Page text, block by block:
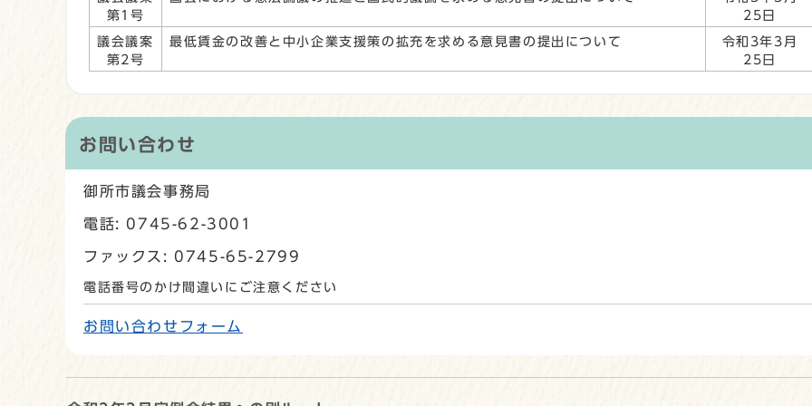
第1号
25日
議会議案
第2号
最低賃金の改善と中小企業支援策の拡充を求める意見書の提出について
令和3年3月
25日
お問い合わせ
御所市議会事務局
電話: 0745-62-3001
ファックス: 0745-65-2799
電話番号のかけ間違いにご注意ください
お問い合わせフォーム